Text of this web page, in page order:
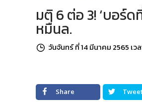
มติ 6 ต่อ 3! ‘บอร์ด
หมื่นล.
วันจันทร์ ที่ 14 มีนาคม 2565 เว
Share